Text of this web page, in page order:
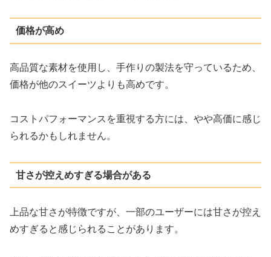
価格が高め
高品質な素材を使用し、手作りの製法を守っているため、
価格が他のスイーツよりも高めです。
コストパフォーマンスを重視する方には、やや高価に感じ
られるかもしれません。
甘さが控えめすぎる場合がある
上品な甘さが特徴ですが、一部のユーザーには甘さが控え
めすぎると感じられることがあります。